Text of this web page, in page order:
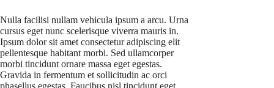
Nulla facilisi nullam vehicula ipsum a arcu. Urna
cursus eget nunc scelerisque viverra mauris in.
Ipsum dolor sit amet consectetur adipiscing elit
pellentesque habitant morbi. Sed ullamcorper
morbi tincidunt ornare massa eget egestas.
Gravida in fermentum et sollicitudin ac orci
phasellus egestas. Faucibus nisl tincidunt eget